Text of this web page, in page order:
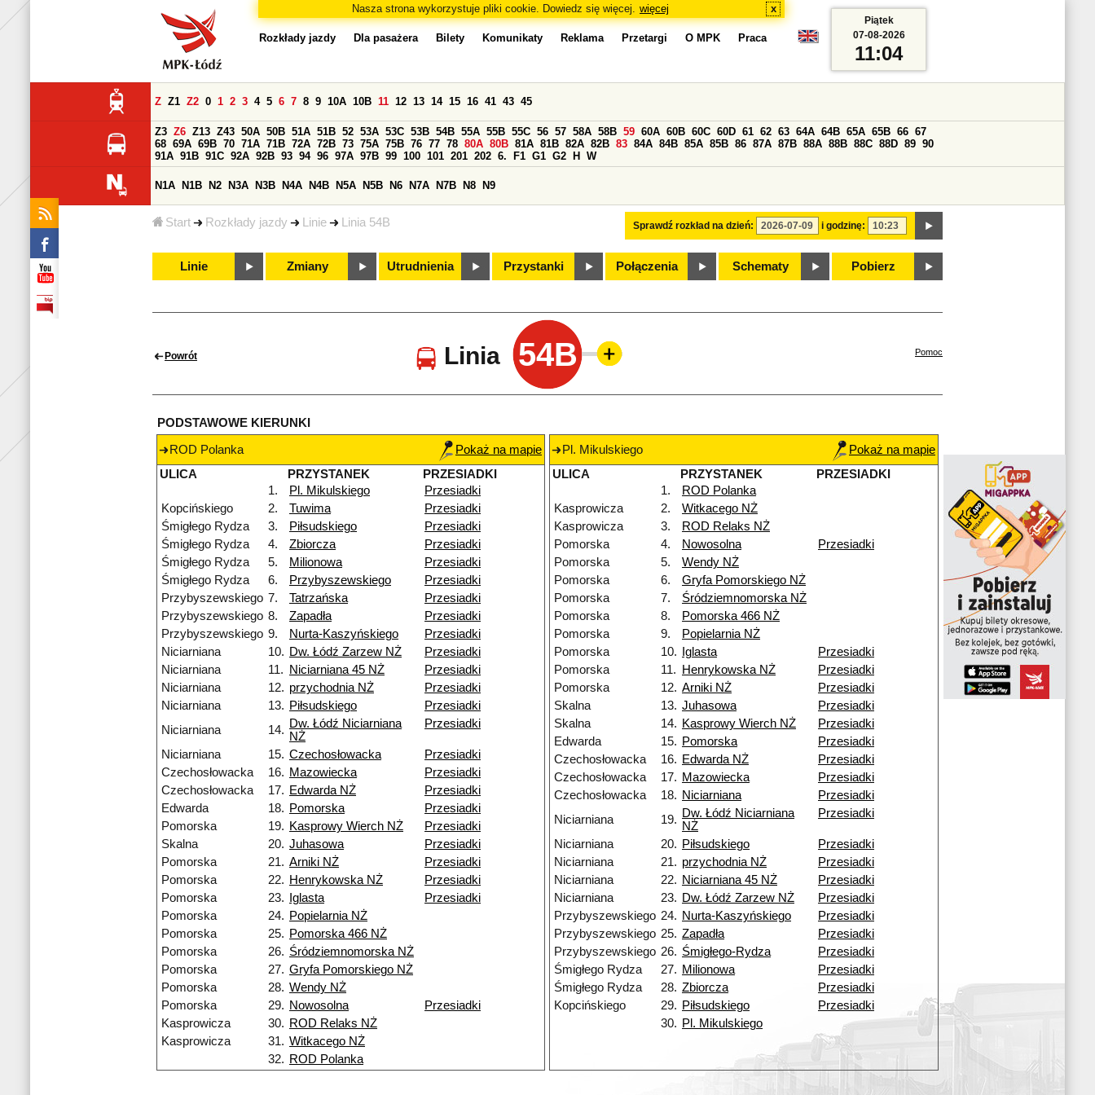
Nasza strona wykorzystuje pliki cookie. Dowiedz się więcej. więcej x
Start Rozkłady jazdy Linie Linia 54B
Rozkłady jazdy Dla pasażera Bilety Komunikaty Reklama Przetargi O MPK Praca
Sprawdź rozkład na dzień: i godzinę:
Z Z1 Z2 0 1 2 3 4 5 6 7 8 9 10A 10B 11 12 13 14 15 16 41 43 45
Z3 Z6 Z13 Z43 50A 50B 51A 51B 52 53A 53C 53B 54B 55A 55B 55C 56 57 58A 58B 59 60A 60B 60C 60D 61 62 63 64A 64B 65A 65B 66 67
68 69A 69B 70 71A 71B 72A 72B 73 75A 75B 76 77 78 80A 80B 81A 81B 82A 82B 83 84A 84B 85A 85B 86 87A 87B 88A 88B 88C 88D 89 90
91A 91B 91C 92A 92B 93 94 96 97A 97B 99 100 101 201 202 6. F1 G1 G2 H W
N1A N1B N2 N3A N3B N4A N4B N5A N5B N6 N7A N7B N8 N9
Linie Zmiany Utrudnienia Przystanki Połączenia Schematy Pobierz
Piątek
07-08-2026
11:04
Powrót Linia 54B Pomoc
PODSTAWOWE KIERUNKI
ROD Polanka
Pokaż na mapie
ULICA
PRZYSTANEK
PRZESIADKI
1.
Pl. Mikulskiego
Przesiadki
Kopcińskiego
2. Tuwima
Przesiadki
Śmigłego Rydza
3. Piłsudskiego
Przesiadki
Śmigłego Rydza
4. Zbiorcza
Przesiadki
Śmigłego Rydza
5. Milionowa
Przesiadki
Śmigłego Rydza
6. Przybyszewskiego
Przesiadki
Przybyszewskiego 7. Tatrzańska
Przesiadki
Przybyszewskiego 8. Zapadła
Przesiadki
Przybyszewskiego 9. Nurta-Kaszyńskiego
Przesiadki
Niciarniana
10. Dw. Łódź Zarzew NŻ
Przesiadki
Niciarniana
11. Niciarniana 45 NŻ
Przesiadki
Niciarniana
12. przychodnia NŻ
Przesiadki
Niciarniana
13. Piłsudskiego
Przesiadki
Niciarniana
14. Dw. Łódź Niciarniana
NŻ
Przesiadki
Niciarniana 15. Czechosłowacka
Przesiadki
Czechosłowacka
16. Mazowiecka
Przesiadki
Czechosłowacka
17. Edwarda NŻ
Przesiadki
Edwarda
18. Pomorska
Przesiadki
Pomorska
19. Kasprowy Wierch NŻ
Przesiadki
Skalna
20. Juhasowa
Przesiadki
Pomorska
21. Arniki NŻ
Przesiadki
Pomorska
22. Henrykowska NŻ
Przesiadki
Pomorska
23. Iglasta
Przesiadki
Pomorska
24. Popielarnia NŻ
Pomorska
25. Pomorska 466 NŻ
Pomorska
26. Śródziemnomorska NŻ
Pomorska
27. Gryfa Pomorskiego NŻ
Pomorska
28. Wendy NŻ
Pomorska
29. Nowosolna
Przesiadki
Kasprowicza
30. ROD Relaks NŻ
Kasprowicza
31. Witkacego NŻ
32. ROD Polanka
Pl. Mikulskiego
Pokaż na mapie
ULICA
PRZYSTANEK
PRZESIADKI
1.
ROD Polanka
Kasprowicza
2.
Witkacego NŻ
Kasprowicza
3.
ROD Relaks NŻ
Pomorska
4. Nowosolna
Przesiadki
Pomorska
5.
Wendy NŻ
Pomorska
6.
Gryfa Pomorskiego NŻ
Pomorska
7.
Śródziemnomorska NŻ
Pomorska
8.
Pomorska 466 NŻ
Pomorska
9.
Popielarnia NŻ
Pomorska
10. Iglasta
Przesiadki
Pomorska
11. Henrykowska NŻ
Przesiadki
Pomorska
12. Arniki NŻ
Przesiadki
Skalna
13. Juhasowa
Przesiadki
Skalna
14. Kasprowy Wierch NŻ
Przesiadki
Edwarda
15. Pomorska
Przesiadki
Czechosłowacka
16. Edwarda NŻ
Przesiadki
Czechosłowacka
17. Mazowiecka
Przesiadki
Czechosłowacka
18. Niciarniana
Przesiadki
Niciarniana
19. Dw. Łódź Niciarniana
NŻ
Przesiadki
Niciarniana 20. Piłsudskiego
Przesiadki
Niciarniana
21. przychodnia NŻ
Przesiadki
Niciarniana
22. Niciarniana 45 NŻ
Przesiadki
Niciarniana
23. Dw. Łódź Zarzew NŻ
Przesiadki
Przybyszewskiego 24. Nurta-Kaszyńskiego
Przesiadki
Przybyszewskiego 25. Zapadła
Przesiadki
Przybyszewskiego 26. Śmigłego-Rydza
Przesiadki
Śmigłego Rydza
27. Milionowa
Przesiadki
Śmigłego Rydza
28. Zbiorcza
Przesiadki
Kopcińskiego
29. Piłsudskiego
Przesiadki
30. Pl. Mikulskiego